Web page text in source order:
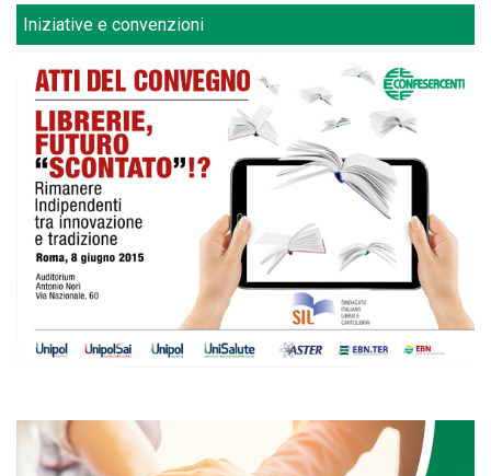
Iniziative e convenzioni